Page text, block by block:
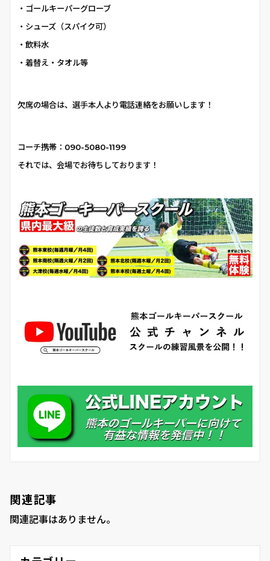
・ゴールキーパーグローブ
・シューズ（スパイク可）
・飲料水
・着替え・タオル等
欠席の場合は、選手本人より電話連絡をお願いします！
コーチ携帯：090-5080-1199
それでは、会場でお待ちしております！
関連記事
関連記事はありません。